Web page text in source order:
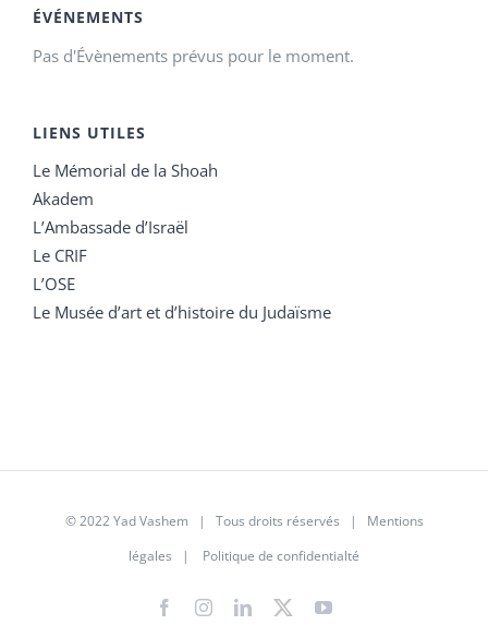
ÉVÉNEMENTS
Pas d'Évènements prévus pour le moment.
LIENS UTILES
Le Mémorial de la Shoah
Akadem
L’Ambassade d’Israël
Le CRIF
L’OSE
Le Musée d’art et d’histoire du Judaïsme
© 2022 Yad Vashem | Tous droits réservés | Mentions
légales | Politique de confidentialté
FacebookInstagramLinkedIn
X YouTube